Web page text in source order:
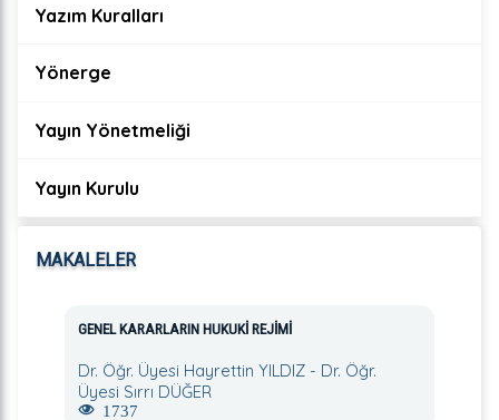
Yazım Kuralları
Yönerge
Yayın Yönetmeliği
Yayın Kurulu
MAKALELER
GENEL KARARLARIN HUKUKİ REJİMİ
Dr. Öğr. Üyesi Hayrettin YILDIZ - Dr. Öğr.
Üyesi Sırrı DÜĞER
1737